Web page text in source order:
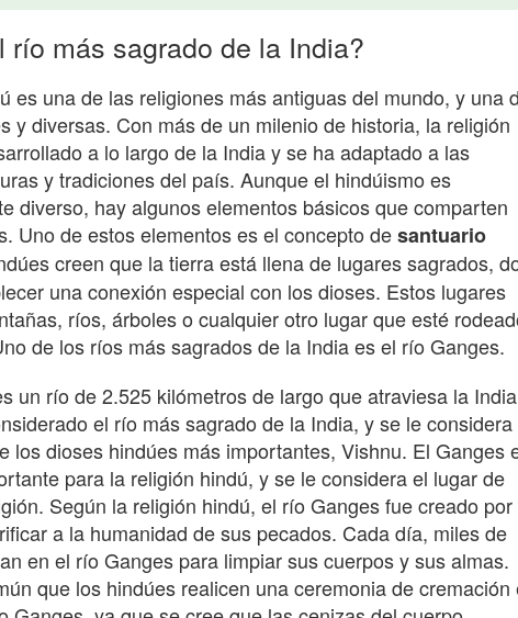
río más sagrado de la India?
es una de las religiones más antiguas del mundo, y una
y diversas. Con más de un milenio de historia, la religión
a lo largo de la India y se ha adaptado a las
y tradiciones del país. Aunque el hindúismo es
diverso, hay algunos elementos básicos que comparten
Uno de estos elementos es el concepto desantuario
creen que la tierra está llena de lugares sagrados,
una conexión especial con los dioses. Estos lugares
ríos, árboles o cualquier otro lugar que esté
de los ríos más sagrados de la India es el río Ganges.
un río de 2.525 kilómetros de largo que atraviesa la
el río más sagrado de la India, y se le considera
los dioses hindúes más importantes, Vishnu. El Ganges
para la religión hindú, y se le considera el lugar de
Según la religión hindú, el río Ganges fue creado por
a la humanidad de sus pecados. Cada día, miles de
en el río Ganges para limpiar sus cuerpos y sus almas.
que los hindúes realicen una ceremonia de cremación